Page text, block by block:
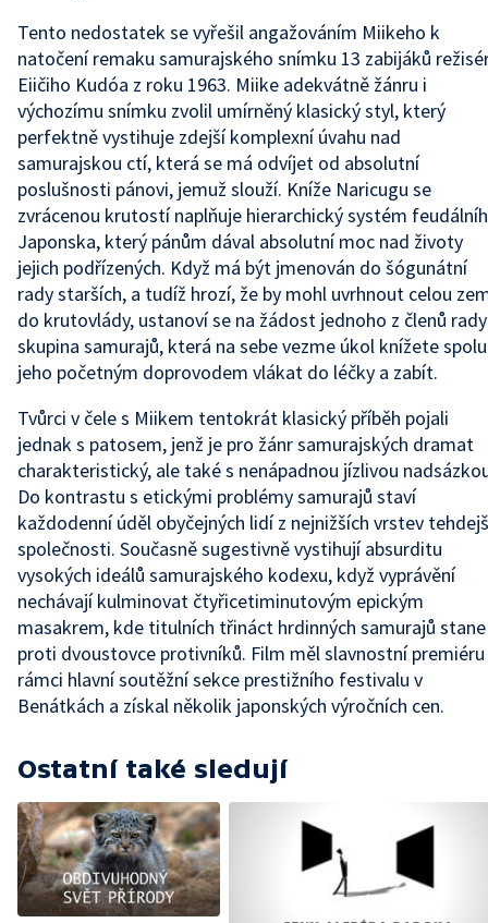
Tento nedostatek se vyřešil angažováním Miikeho k
natočení remaku samurajského snímku 13 zabijáků
Eiičiho Kudóa z roku 1963. Miike adekvátně žánru i
výchozímu snímku zvolil umírněný klasický styl, který
perfektně vystihuje zdejší komplexní úvahu nad
samurajskou ctí, která se má odvíjet od absolutní
poslušnosti pánovi, jemuž slouží. Kníže Naricugu se
zvrácenou krutostí naplňuje hierarchický systém
Japonska, který pánům dával absolutní moc nad životy
jejich podřízených. Když má být jmenován do šógunátní
rady starších, a tudíž hrozí, že by mohl uvrhnout celou
do krutovlády, ustanoví se na žádost jednoho z členů rady
skupina samurajů, která na sebe vezme úkol knížete
jeho početným doprovodem vlákat do léčky a zabít.
Tvůrci v čele s Miikem tentokrát klasický příběh pojali
jednak s patosem, jenž je pro žánr samurajských dramat
charakteristický, ale také s nenápadnou jízlivou
Do kontrastu s etickými problémy samurajů staví
každodenní úděl obyčejných lidí z nejnižších vrstev
společnosti. Současně sugestivně vystihují absurditu
vysokých ideálů samurajského kodexu, když vyprávění
nechávají kulminovat čtyřicetiminutovým epickým
masakrem, kde titulních třináct hrdinných samurajů stane
proti dvoustovce protivníků. Film měl slavnostní premiéru
rámci hlavní soutěžní sekce prestižního festivalu v
Benátkách a získal několik japonských výročních cen.
Ostatní také sledují